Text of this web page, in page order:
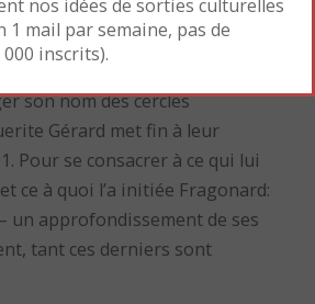
grâce à ses portraits, qu’elle cède
l’objectif ayant seulement
son nom des cercles
Gérard met fin à leur
Pour se consacrer à ce qui lui
ce à quoi l’a initiée Fragonard:
un approfondissement de ses
tant ces derniers sont
nos idées de sorties culturelles
1 mail par semaine, pas de
inscrits).